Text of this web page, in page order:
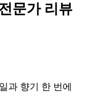
문가 리뷰
과 향기 한 번에